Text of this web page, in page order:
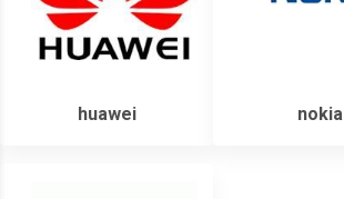
huawei nokia